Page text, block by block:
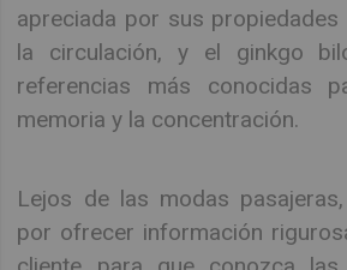
apreciada por sus propiedades
la circulación, y el ginkgo
referencias más conocidas
memoria y la concentración.
Lejos de las modas
por ofrecer información